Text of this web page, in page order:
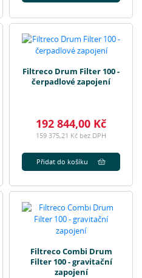
Filtreco Drum Filter 100 -
čerpadlové zapojení
192 844,00 Kč
159 375,21 Kč bez DPH
Přidat do košíku
Filtreco Combi Drum
Filter 100 - gravitační
zapojení